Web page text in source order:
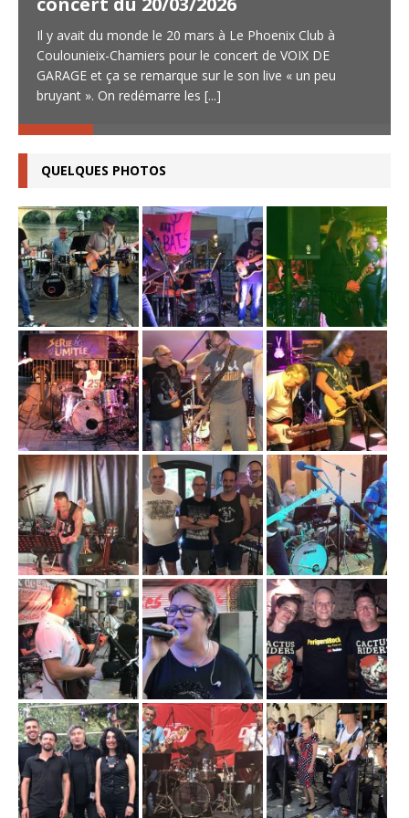
Il y avait du monde le 20 mars à Le Phoenix Club à
Coulounieix-Chamiers pour le concert de VOIX DE
GARAGE et ça se remarque sur le son live « un peu
bruyant ». On redémarre les [...]
QUELQUES PHOTOS